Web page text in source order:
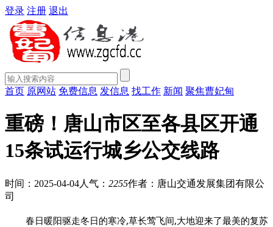
登录 注册 退出
首页 原网站 免费信息 发信息 找工作 新闻 聚焦曹妃甸
重磅！唐山市区至各县区开通
15条试运行城乡公交线路
时间：2025-04-04人气： 2255作者：唐山交通发展集团有限公
司
春日暖阳驱走冬日的寒冷,草长莺飞间,大地迎来了最美的复苏